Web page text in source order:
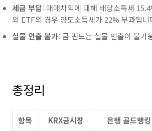
세금 부담: 매매차익에 대해 배당소득세
외 ETF의 경우 양도소득세가 22% 부과됩니
실물 인출 불가: 금 펀드는 실물 인출이 불가
총정리
항목 KRX금시장 은행 골드뱅킹